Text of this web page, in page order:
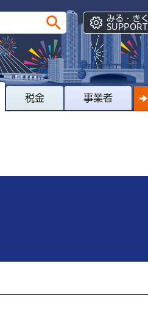
みる・きく
SUPPORT
税金 事業者